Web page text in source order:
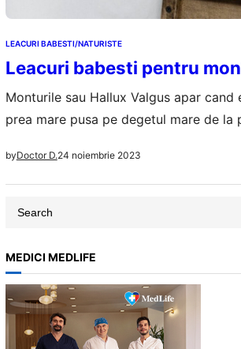
LEACURI BABESTI/NATURISTE
Leacuri babesti pentru
Monturile sau Hallux Valgus apar cand
prea mare pusa pe degetul mare de la
apropie de celelalte degete. Practic
fel si toate tesuturile degetelui mare,
formeaza la baza degetului, la nivelul
byDoctor D.24 noiembrie 2023
a
r
c
h
MEDICI MEDLIFE